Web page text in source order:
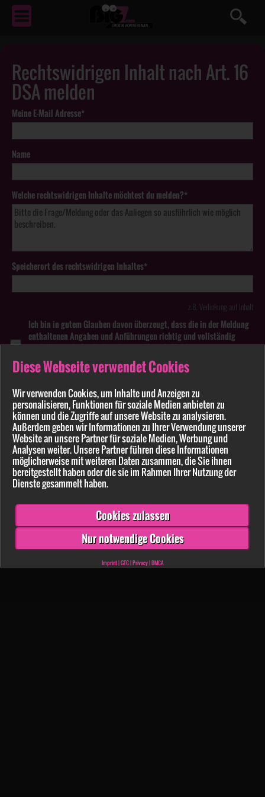
Diese Webseite verwendet Cookies
Wir verwenden Cookies, um Inhalte und Anzeigen zu
personalisieren, Funktionen für soziale Medien anbieten zu
können und die Zugriffe auf unsere Website zu analysieren.
Außerdem geben wir Informationen zu Ihrer Verwendung unserer
Website an unsere Partner für soziale Medien, Werbung und
Analysen weiter. Unsere Partner führen diese Informationen
möglicherweise mit weiteren Daten zusammen, die Sie ihnen
bereitgestellt haben oder die sie im Rahmen Ihrer Nutzung der
Dienste gesammelt haben.
Cookies zulassen
Nur notwendige Cookies
Imprint|GTC|Privacy|DMCA
EROTIKVON NEBENAN ...
Rechtswidrigen Inhalt nach Art. 16
DSA melden
Meine E-Mail Adresse*
Name
Welche rechtswidrigen Inhalte möchtest du melden?*
Speicherort des rechtswidrigen Inhaltes*
z.B. Verlinkung auf Inhalt
Ich bin in gutem Glauben davon überzeugt, dass die in der Meldung
enthaltenen Angaben und Anführungen richtig und vollständig
sind. Wissentlich falsche oder irreführende Meldungen zu
rechtswidrigen Inhalten können strafbar sein.
Pflichtfelder sind mit * markiert
Bitte beachten Sie unsereDatenschutzerklärung.